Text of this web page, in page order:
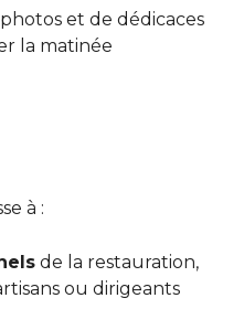
et de dédicaces
la matinée
à :
de la restauration,
ou dirigeants